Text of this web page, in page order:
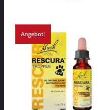
Angebot!